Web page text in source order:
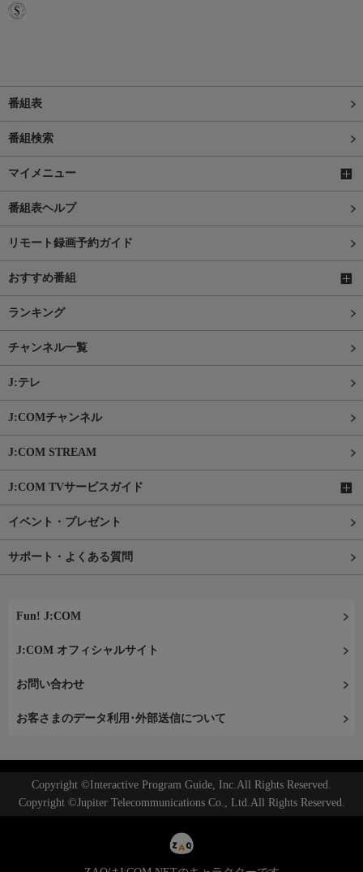
番組表
番組検索
マイメニュー
番組表ヘルプ
リモート録画予約ガイド
おすすめ番組
ランキング
チャンネル一覧
J:テレ
J:COMチャンネル
J:COM STREAM
J:COM TVサービスガイド
イベント・プレゼント
サポート・よくある質問
Fun! J:COM
J:COM オフィシャルサイト
お問い合わせ
お客さまのデータ利用･外部送信について
Copyright ©Interactive Program Guide, Inc.All Rights Reserved.
Copyright ©Jupiter Telecommunications Co., Ltd.All Rights Reserved.